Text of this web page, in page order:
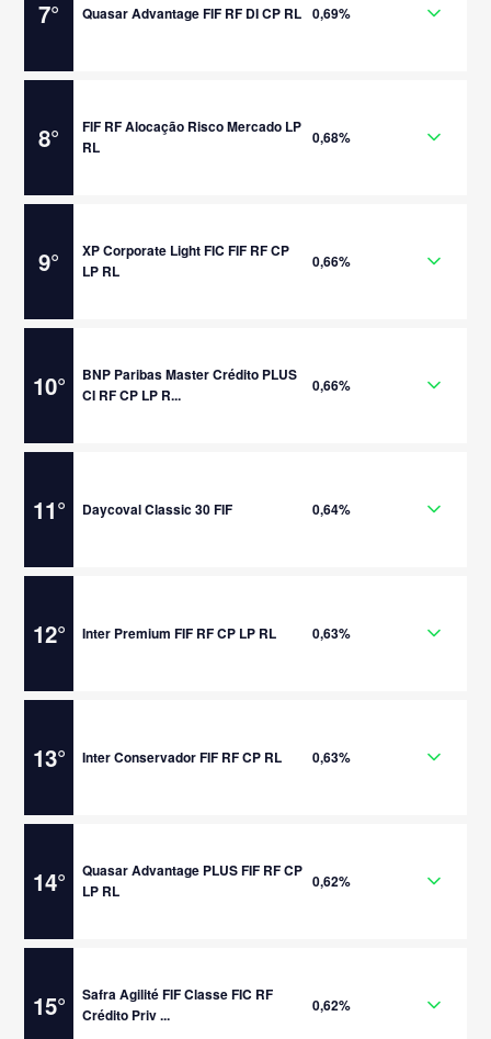
7° Quasar Advantage FIF RF DI CP RL 0,69%
8°
FIF RF Alocação Risco Mercado LP
RL
0,68%
9°
XP Corporate Light FIC FIF RF CP
LP RL
0,66%
10°
BNP Paribas Master Crédito PLUS
CI RF CP LP R...
0,66%
11° Daycoval Classic 30 FIF 0,64%
12° Inter Premium FIF RF CP LP RL 0,63%
13° Inter Conservador FIF RF CP RL 0,63%
14°
Quasar Advantage PLUS FIF RF CP
LP RL
0,62%
15°
Safra Agilité FIF Classe FIC RF
Crédito Priv ...
0,62%